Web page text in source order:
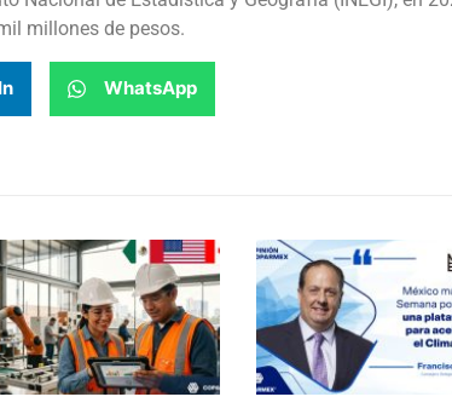
millones de pesos.
WhatsApp